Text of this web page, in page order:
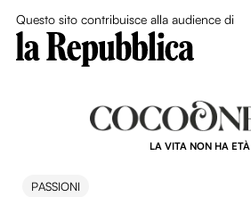
Questo sito contribuisce alla audience di
LA VITA NON HA ETÀ
PASSIONI